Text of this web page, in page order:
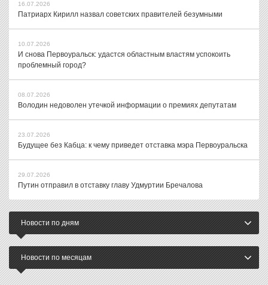
16.07.2026
Патриарх Кирилл назвал советских правителей безумными
10.07.2026
И снова Первоуральск: удастся областным властям успокоить
проблемный город?
08.07.2026
Володин недоволен утечкой информации о премиях депутатам
23.07.2026
Будущее без Кабца: к чему приведет отставка мэра Первоуральска
29.07.2026
Путин отправил в отставку главу Удмуртии Бречалова
Новости по дням
Новости по месяцам